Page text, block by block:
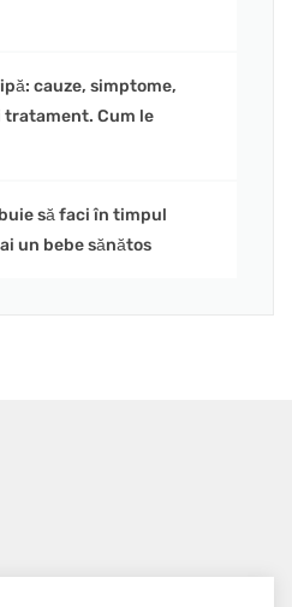
cauze, simptome,
Cum le
să faci în timpul
un bebe sănătos